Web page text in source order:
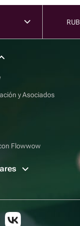
RUB
y Asociados
Flowwow